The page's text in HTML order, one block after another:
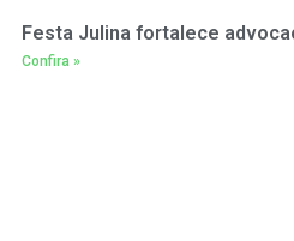
Festa Julina fortalece
Confira »